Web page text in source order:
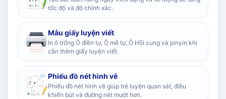
tốc độ và độ chính xác.
Mẫu giấy luyện viết
In ô trống Ô điền tự, Ô mễ tự, Ô Hồi cung và pinyin khi
cần thêm giấy luyện viết.
Phiếu đồ nét hình vẽ
Phiếu đồ nét hình vẽ giúp trẻ luyện quan sát, điều
khiển bút và đường nét mượt hơn.